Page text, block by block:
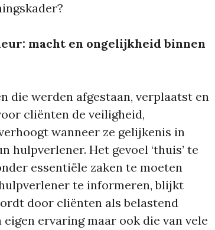
macht en ongelijkheid binnen
die werden afgestaan, verplaatst en
cliënten de veiligheid,
wanneer ze gelijkenis in
hulpverlener. Het gevoel ‘thuis’ te
essentiële zaken te moeten
te informeren, blijkt
door cliënten als belastend
ervaring maar ook die van vele